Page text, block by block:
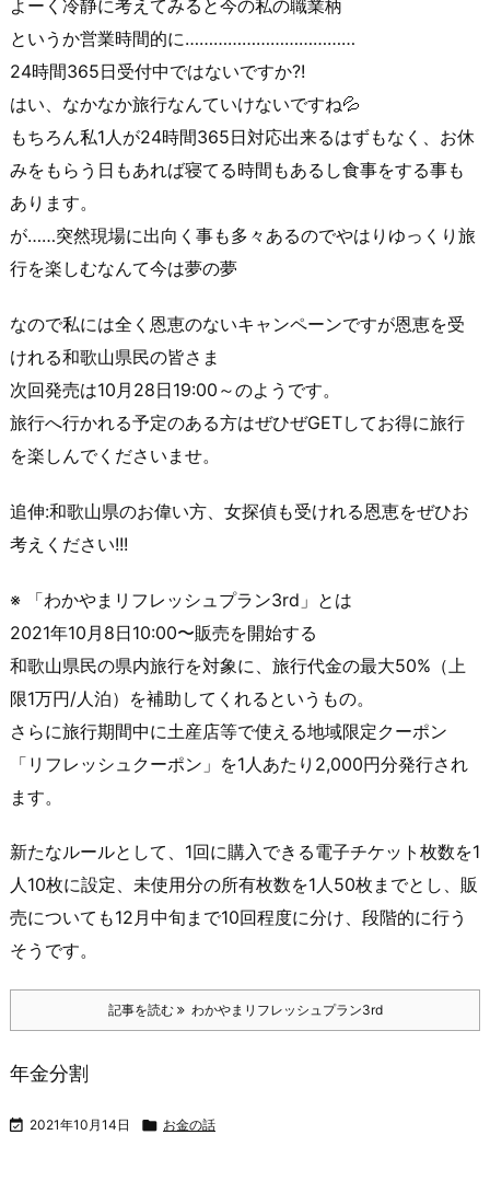
よーく冷静に考えてみると今の私の職業柄
というか営業時間的に………………………………
24時間365日受付中ではないですか?!
はい、なかなか旅行なんていけないですね💦
もちろん私1人が24時間365日対応出来るはずもなく、お休
みをもらう日もあれば寝てる時間もあるし食事をする事も
あります。
が……突然現場に出向く事も多々あるのでやはりゆっくり旅
行を楽しむなんて今は夢の夢
なので私には全く恩恵のないキャンペーンですが恩恵を受
けれる和歌山県民の皆さま
次回発売は10月28日19:00～のようです。
旅行へ行かれる予定のある方はぜひぜGETしてお得に旅行
を楽しんでくださいませ。
追伸:和歌山県のお偉い方、女探偵も受けれる恩恵をぜひお
考えください!!!
※ 「わかやまリフレッシュプラン3rd」とは
2021年10月8日10:00〜販売を開始する
和歌山県民の県内旅行を対象に、旅行代金の最大50%（上
限1万円/人泊）を補助してくれるというもの。
さらに旅行期間中に土産店等で使える地域限定クーポン
「リフレッシュクーポン」を1人あたり2,000円分発行され
ます。
新たなルールとして、1回に購入できる電子チケット枚数を1
人10枚に設定、未使用分の所有枚数を1人50枚までとし、販
売についても12月中旬まで10回程度に分け、段階的に行う
そうです。
記事を読む わかやまリフレッシュプラン3rd
年金分割
 2021年10月14日  お金の話